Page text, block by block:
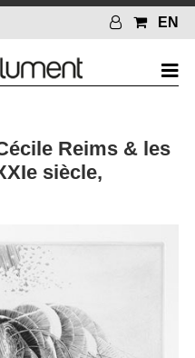
EN
Reims & les
siècle,